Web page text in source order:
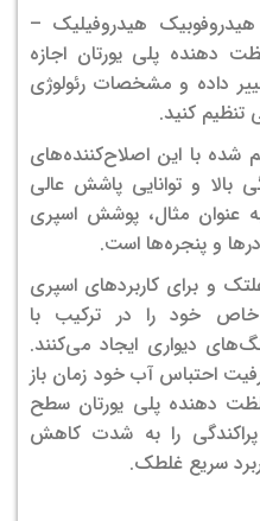
هیدروفیلیک –
دهنده پلی یورتان اجازه
داده و مشخصات رئولوژی
تنظیم کنید.
با این اصلاح‌کننده‌های
بالا و توانایی پاشش عالی
عنوان مثال، پوشش اسپری
و پنجره‌ها است.
و برای کاربردهای اسپری
خود را در ترکیب با
دیواری ایجاد می‌کنند.
احتباس آب خود زمان باز
دهنده پلی یورتان سطح
را به شدت کاهش
سریع غلطک.